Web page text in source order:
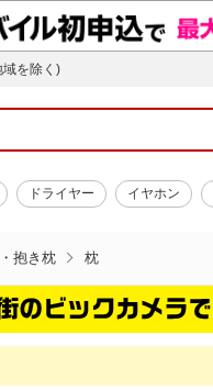
を除く)
ドライヤー イヤホン
抱き枕 枕